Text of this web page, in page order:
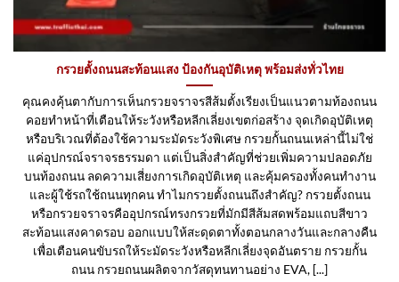
กรวยตั้งถนนสะท้อนแสง ป้องกันอุบัติเหตุ พร้อมส่งทั่วไทย
คุณคงคุ้นตากับการเห็นกรวยจราจรสีส้มตั้งเรียงเป็นแนวตามท้องถนน
คอยทำหน้าที่เตือนให้ระวังหรือหลีกเลี่ยงเขตก่อสร้าง จุดเกิดอุบัติเหตุ
หรือบริเวณที่ต้องใช้ความระมัดระวังพิเศษ กรวยกั้นถนนเหล่านี้ไม่ใช่
แค่อุปกรณ์จราจรธรรมดา แต่เป็นสิ่งสำคัญที่ช่วยเพิ่มความปลอดภัย
บนท้องถนน ลดความเสี่ยงการเกิดอุบัติเหตุ และคุ้มครองทั้งคนทำงาน
และผู้ใช้รถใช้ถนนทุกคน ทำไมกรวยตั้งถนนถึงสำคัญ? กรวยตั้งถนน
หรือกรวยจราจรคืออุปกรณ์ทรงกรวยที่มักมีสีส้มสดพร้อมแถบสีขาว
สะท้อนแสงคาดรอบ ออกแบบให้สะดุดตาทั้งตอนกลางวันและกลางคืน
เพื่อเตือนคนขับรถให้ระมัดระวังหรือหลีกเลี่ยงจุดอันตราย กรวยกั้น
ถนน กรวยถนนผลิตจากวัสดุทนทานอย่าง EVA, [...]